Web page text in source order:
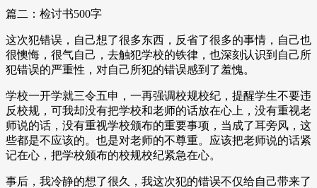
篇二：检讨书500字
这次犯错误，自己想了很多东西，反省了很多的事情，自己也
很懊悔，很气自己，去触犯学校的铁律，也深刻认识到自己所
犯错误的严重性，对自己所犯的错误感到了羞愧。
学校一开学就三令五申，一再强调校规校纪，提醒学生不要违
反校规，可我却没有把学校和老师的话放在心上，没有重视老
师说的话，没有重视学校颁布的重要事项，当成了耳旁风，这
些都是不应该的。也是对老师的不尊重。应该把老师说的话紧
记在心，把学校颁布的校规校纪紧急在心。
事后，我冷静的想了很久，我这次犯的错误不仅给自己带来了